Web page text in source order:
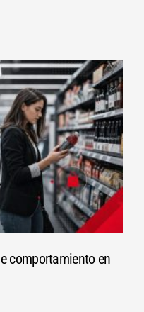
comportamiento en